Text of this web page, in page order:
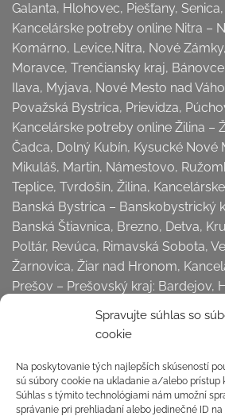
Spravujte súhlas so
cookie
Na poskytovanie tých najlepších skúseností
sú súbory cookie na ukladanie a/alebo prístup
Súhlas s týmito technológiami nám umožní
správanie pri prehliadaní alebo jedinečné ID
Galanta, Hlohovec, Piešťany,
Kancelárske potreby online Nitra –
Komárno, Levice,Nitra, Nové
Moravce, Trenčiansky kraj,
Ilava, Myjava, Nové Mesto nad
Považská Bystrica, Prievidza,
Kancelárske potreby online Žilina –
Čadca, Dolný Kubín, Kysucké Nové
Mikuláš, Martin, Námestovo,
Teplice, Tvrdošín, Žilina,
Banská Bystrica – Banskobystrický
Banská Štiavnica, Brezno, Detva,
Poltár, Revúca, Rimavská Sobota,
Žarnovica, Žiar nad Hronom,
Prešov – Prešovský kraj: Bardejov,
Medzilaborce, Poprad, Prešov,
Kancelárske potreby online Košice
Gelnica, Košice okolie, Michalovce,
Spišská Nová Ves, Trebišov, Košice .